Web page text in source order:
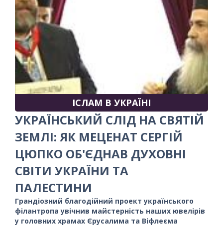
ІСЛАМ В УКРАЇНІ
УКРАЇНСЬКИЙ СЛІД НА СВЯТІЙ
ЗЕМЛІ: ЯК МЕЦЕНАТ СЕРГІЙ
ЦЮПКО ОБ'ЄДНАВ ДУХОВНІ
СВІТИ УКРАЇНИ ТА
ПАЛЕСТИНИ
Грандіозний благодійний проект українського
філантропа увічнив майстерність наших ювелірів
у головних храмах Єрусалима та Віфлеєма